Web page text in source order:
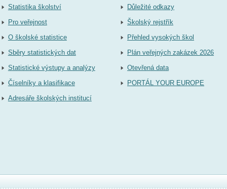
Statistika školství
Pro veřejnost
O školské statistice
Sběry statistických dat
Statistické výstupy a analýzy
Číselníky a klasifikace
Adresáře školských institucí
Důležité odkazy
Školský rejstřík
Přehled vysokých škol
Plán veřejných zakázek 2026
Otevřená data
PORTÁL YOUR EUROPE